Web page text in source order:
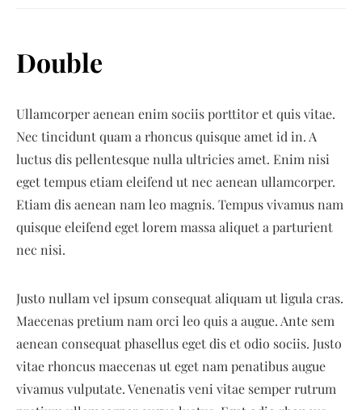
Double
Ullamcorper aenean enim sociis porttitor et quis vitae.
Nec tincidunt quam a rhoncus quisque amet id in. A
luctus dis pellentesque nulla ultricies amet. Enim nisi
eget tempus etiam eleifend ut nec aenean ullamcorper.
Etiam dis aenean nam leo magnis. Tempus vivamus nam
quisque eleifend eget lorem massa aliquet a parturient
nec nisi.
Justo nullam vel ipsum consequat aliquam ut ligula cras.
Maecenas pretium nam orci leo quis a augue. Ante sem
aenean consequat phasellus eget dis et odio sociis. Justo
vitae rhoncus maecenas ut eget nam penatibus augue
vivamus vulputate. Venenatis veni vitae semper rutrum